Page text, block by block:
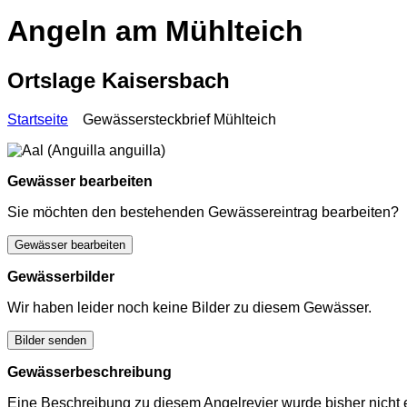
Angeln am Mühlteich
Ortslage Kaisersbach
Startseite Gewässersteckbrief Mühlteich
Gewässer bearbeiten
Sie möchten den bestehenden Gewässereintrag bearbeiten?
Gewässer bearbeiten
Gewässerbilder
Wir haben leider noch keine Bilder zu diesem Gewässer.
Bilder senden
Gewässerbeschreibung
Eine Beschreibung zu diesem Angelrevier wurde bisher nicht